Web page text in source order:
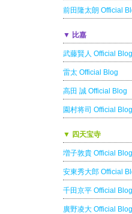
前田隆太朗 Official
▼ 比嘉
武藤賢人 Official Blog
雷太 Official Blog
高田 誠 Official Blog
園村将司 Official Blog
▼ 四天宝寺
増子敦貴 Official Blog
安東秀大郎 Official
千田京平 Official Blog
廣野凌大 Official Blog